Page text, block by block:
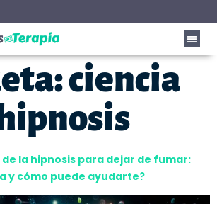
ciencia
la hipnosis para dejar de fumar:
y cómo puede ayudarte?